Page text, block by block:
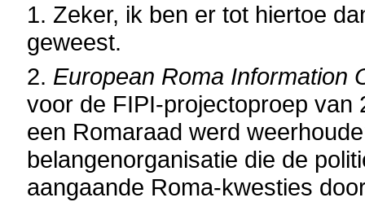
1. Zeker, ik ben er tot hiertoe
geweest.
2. European Roma Information
voor de FIPI-projectoproep van
een Romaraad werd
belangenorganisatie die de
aangaande Roma-kwesties